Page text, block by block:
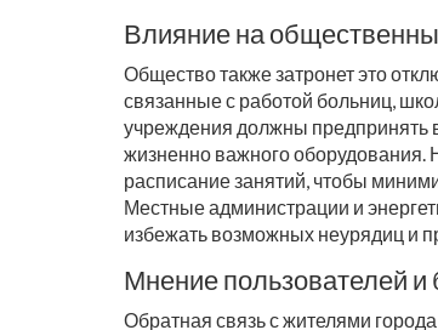
Влияние на
Общество также затронет это
связанные с работой больниц,
учреждения должны предпринять
жизненно важного оборудования.
расписание занятий, чтобы
Местные администрации и
избежать возможных неурядиц и
Мнение пользователей и
Обратная связь с жителями